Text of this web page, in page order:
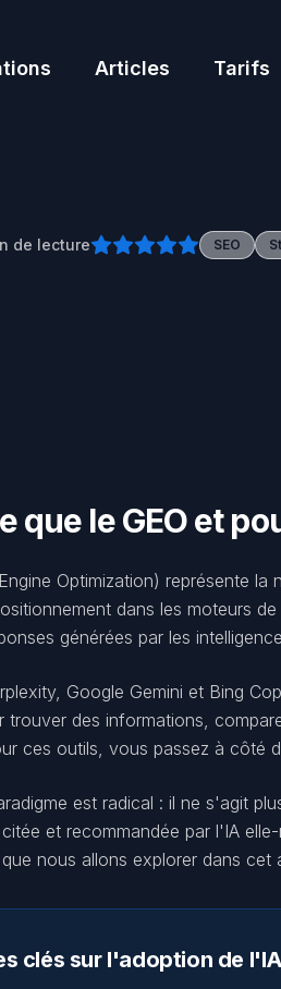
Articles
Tarifs
de lecture SEO
que le GEO et
Optimization) représente
dans les moteurs
générées par les
Google Gemini et Bing
trouver des informations,
ces outils, vous passez à côté
est radical : il ne s'agit
et recommandée par l'IA
nous allons explorer dans cet
clés sur l'adoption de l'IA